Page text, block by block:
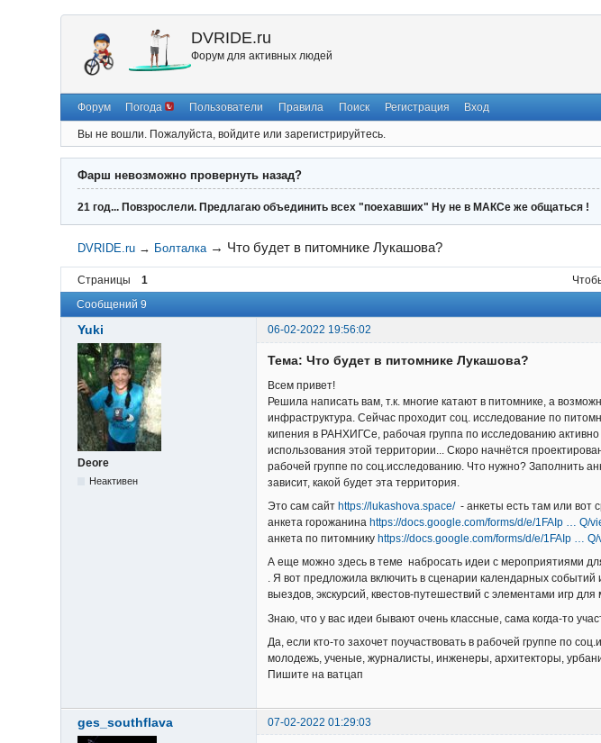
DVRIDE.ru
Форум для активных людей
Форум Погода Пользователи Правила Поиск Регистрация Вход
Вы не вошли. Пожалуйста, войдите или зарегистрируйтесь.
Фарш невозможно провернуть назад?
21 год... Повзрослели. Предлагаю объединить всех "поехавших" Ну не в МАКСе же общаться !
DVRIDE.ru → Болталка → Что будет в питомнике Лукашова?
Страницы 1
Сообщений 9
Yuki 06-02-2022 19:56:02
Deore
Неактивен
Тема: Что будет в питомнике Лукашова?
Всем привет!
Решила написать вам, т.к. многие катают в питомнике, а
инфраструктура. Сейчас проходит соц. исследование по
кипения в РАНХИГСе, рабочая группа по исследованию
использования этой территории... Скоро начнётся
рабочей группе по соц.исследованию. Что нужно? Заполнить
зависит, какой будет эта территория.
Это сам сайт https://lukashova.space/- анкеты есть там или вот
анкета горожанина https://docs.google.com/forms/d/e/1FAIp … Q/
анкета по питомнику https://docs.google.com/forms/d/e/1FAIp …
А еще можно здесь в теме набросать идеи с мероприятиями
. Я вот предложила включить в сценарии календарных
выездов, экскурсий, квестов-путешествий с элементами игр
Знаю, что у вас идеи бывают очень классные, сама когда-то
Да, если кто-то захочет поучаствовать в рабочей группе по
молодежь, ученые, журналисты, инженеры, архитекторы,
Пишите на ватцап
ges_southflava 07-02-2022 01:29:03